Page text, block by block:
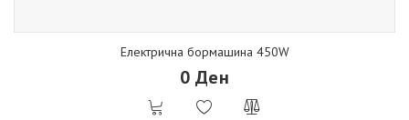
Електрична бормашина 450W
0 Ден